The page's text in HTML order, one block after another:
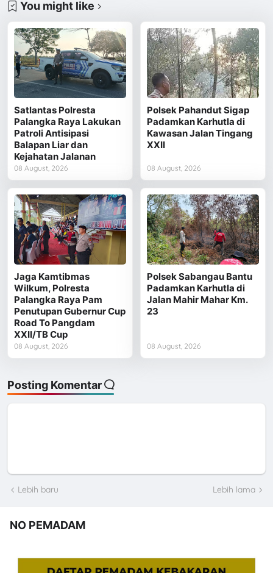
You might like
Satlantas Polresta
Palangka Raya Lakukan
Patroli Antisipasi
Balapan Liar dan
Kejahatan Jalanan
08 August, 2026
Polsek Pahandut Sigap
Padamkan Karhutla di
Kawasan Jalan Tingang
XXII
08 August, 2026
Jaga Kamtibmas
Wilkum, Polresta
Palangka Raya Pam
Penutupan Gubernur Cup
Road To Pangdam
XXII/TB Cup
08 August, 2026
Polsek Sabangau Bantu
Padamkan Karhutla di
Jalan Mahir Mahar Km.
23
08 August, 2026
Posting Komentar
Lebih baru Lebih lama
NO PEMADAM